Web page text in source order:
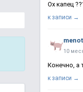
Ох капец
к записи →
10
Конечно, а
к записи →